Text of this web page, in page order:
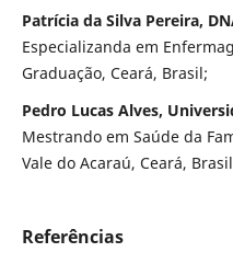
Patrícia da Silva Pereira,
Especializanda em
Graduação, Ceará, Brasil;
Pedro Lucas Alves,
Mestrando em Saúde da
Vale do Acaraú, Ceará,
Referências